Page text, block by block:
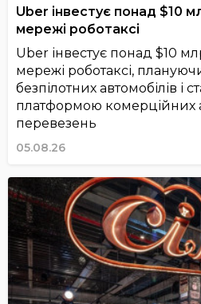
Uber інвестує понад $10
мережі роботаксі
Uber інвестує понад $10
мережі роботаксі,
безпілотних автомобілів і
платформою комерційних
перевезень
05.08.26